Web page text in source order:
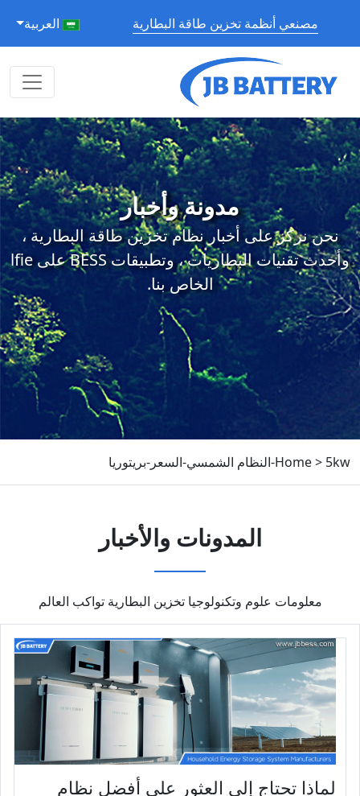
مصنعي أنظمة تخزين طاقة البطارية العربية
مدونة وأخبار
نحن نركز على أخبار نظام تخزين طاقة البطارية ،
وأحدث تقنيات البطاريات ، وتطبيقات BESS على lfie
الخاص بنا.
Home> 5kw-النظام الشمسي-السعر-بريتوريا
المدونات والأخبار
معلومات علوم وتكنولوجيا تخزين البطارية تواكب العالم
لماذا تحتاج إلى العثور على أفضل نظام